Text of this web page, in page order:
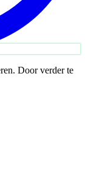
Door verder te